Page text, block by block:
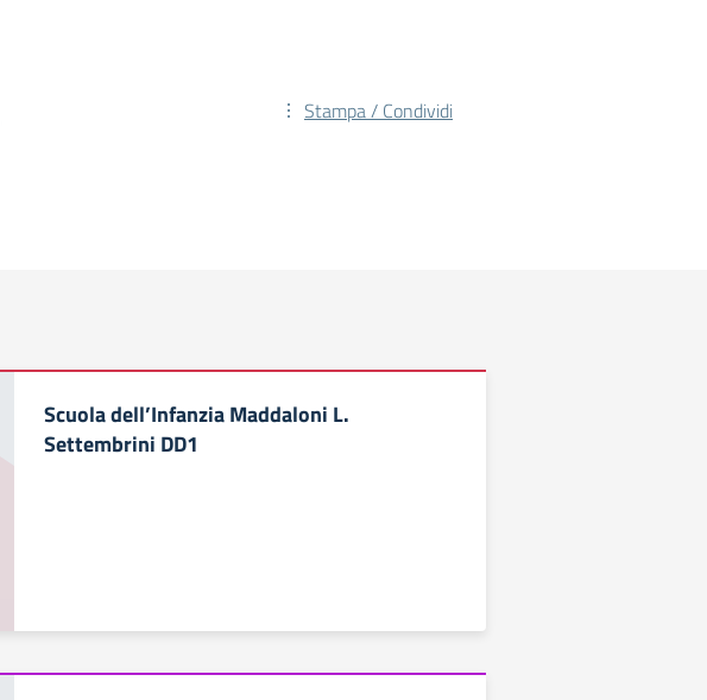
Stampa / Condividi
Scuola dell’Infanzia Maddaloni L.
Settembrini DD1